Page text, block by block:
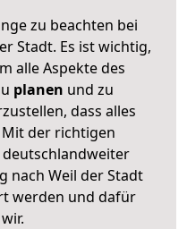
zu beachten bei
Stadt. Es ist wichtig,
alle Aspekte des
planen und zu
dass alles
der richtigen
nach Weil der Stadt
werden und dafür